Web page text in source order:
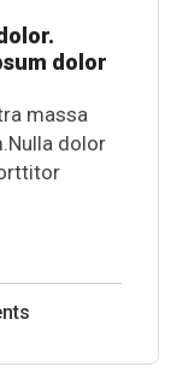
dolor
massa
dolor